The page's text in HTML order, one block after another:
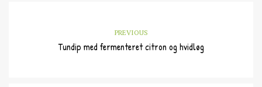
PREVIOUS
Tundip med fermenteret citron og hvidløg